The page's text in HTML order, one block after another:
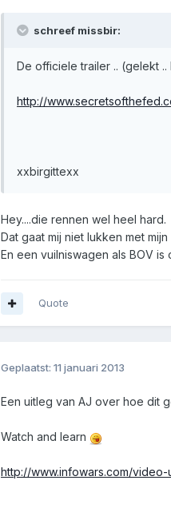
schreef missbir:
De officiele trailer .. (gelekt ..
http://
xxbirgittexx
Hey....die rennen wel heel hard.
Dat gaat mij niet lukken met mijn
En een vuilniswagen als BOV
Quote
Geplaatst: 11 januari 2013
Een uitleg van AJ over hoe dit
Watch and learn
http://www.infowars.com/